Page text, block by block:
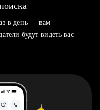
в день — вам
будут видеть вас